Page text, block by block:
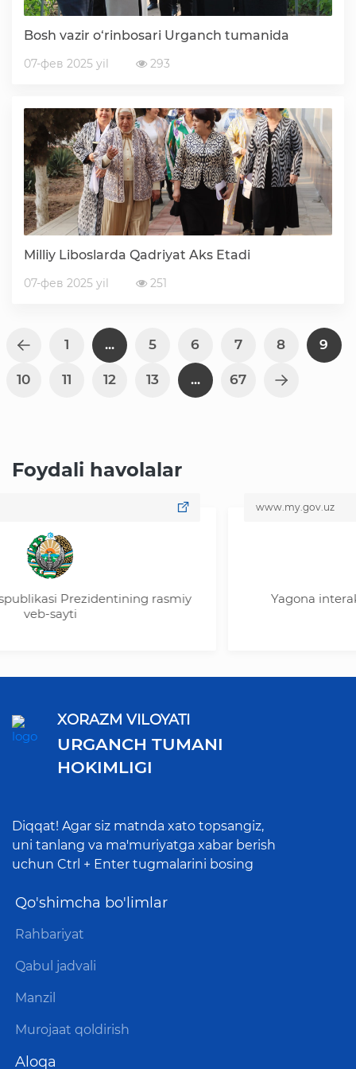
Bosh vazir o‘rinbosari Urganch tumanida
07-фев 2025 yil 293
Milliy Liboslarda Qadriyat Aks Etadi
07-фев 2025 yil 251
1 ... 5 6 7 8 9
10 11 12 13 ... 67
Foydali havolalar
Prezidentining rasmiy
www.my.gov.uz
Yagona interaktiv
XORAZM VILOYATI
URGANCH TUMANI
HOKIMLIGI
Diqqat! Agar siz matnda xato topsangiz,
uni tanlang va ma'muriyatga xabar berish
uchun Ctrl + Enter tugmalarini bosing
Qo'shimcha bo'limlar
Rahbariyat
Qabul jadvali
Manzil
Murojaat qoldirish
Aloqa